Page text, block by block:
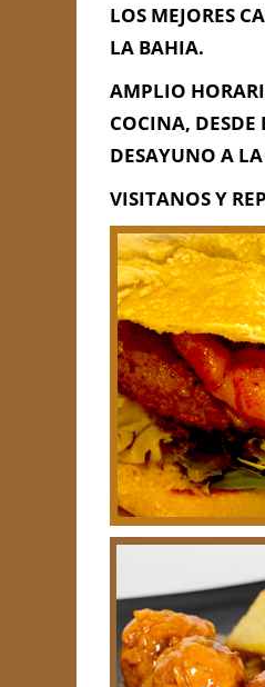
LOS MEJORES
LA BAHIA.
AMPLIO
COCINA, DESDE
DESAYUNO A
VISITANOS Y